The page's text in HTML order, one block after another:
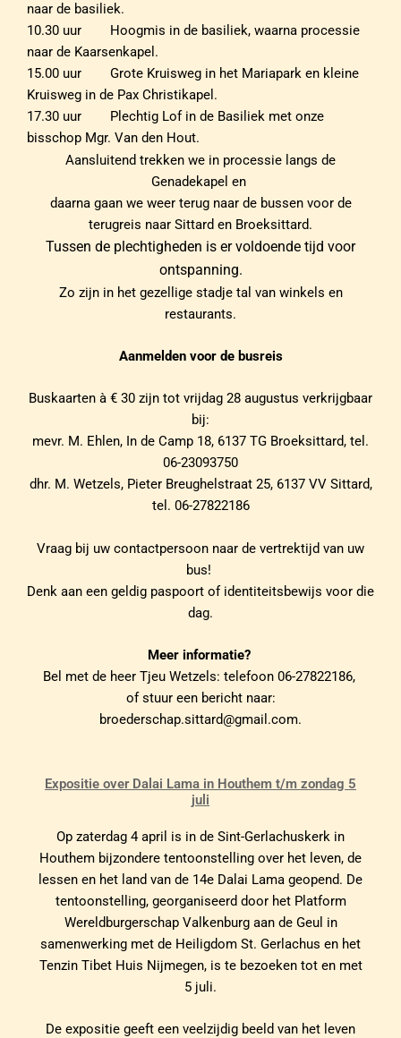
naar de basiliek.
10.30 uur Hoogmis in de basiliek, waarna processie
naar de Kaarsenkapel.
15.00 uur Grote Kruisweg in het Mariapark en kleine
Kruisweg in de Pax Christikapel.
17.30 uur Plechtig Lof in de Basiliek met onze
bisschop Mgr. Van den Hout.
Aansluitend trekken we in processie langs de
Genadekapel en
daarna gaan we weer terug naar de bussen voor de
terugreis naar Sittard en Broeksittard.
Tussen de plechtigheden is er voldoende tijd voor
ontspanning.
Zo zijn in het gezellige stadje tal van winkels en
restaurants.
Aanmelden voor de busreis
Buskaarten à € 30 zijn tot vrijdag 28 augustus verkrijgbaar
bij:
mevr. M. Ehlen, In de Camp 18, 6137 TG Broeksittard, tel.
06-23093750
dhr. M. Wetzels, Pieter Breughelstraat 25, 6137 VV Sittard,
tel. 06-27822186
Vraag bij uw contactpersoon naar de vertrektijd van uw
bus!
Denk aan een geldig paspoort of identiteitsbewijs voor die
dag.
Meer informatie?
Bel met de heer Tjeu Wetzels: telefoon 06-27822186,
of stuur een bericht naar:
broederschap.sittard@gmail.com.
Expositie over Dalai Lama in Houthem t/m zondag 5
juli
Op zaterdag 4 april is in de Sint-Gerlachuskerk in
Houthem bijzondere tentoonstelling over het leven, de
lessen en het land van de 14e Dalai Lama geopend. De
tentoonstelling, georganiseerd door het Platform
Wereldburgerschap Valkenburg aan de Geul in
samenwerking met de Heiligdom St. Gerlachus en het
Tenzin Tibet Huis Nijmegen, is te bezoeken tot en met
5 juli.
De expositie geeft een veelzijdig beeld van het leven